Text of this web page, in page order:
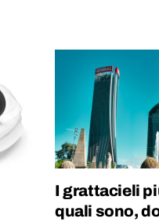
I grattacieli
quali sono,